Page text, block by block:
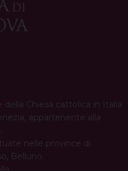
della Chiesa cattolica in Italia
appartenente alla
nelle province di
Belluno.